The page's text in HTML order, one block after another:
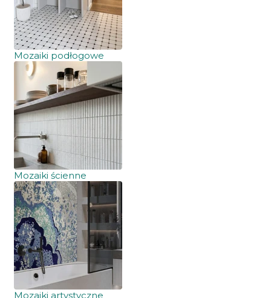
Mozaiki podłogowe
Mozaiki ścienne
Mozaiki artystyczne